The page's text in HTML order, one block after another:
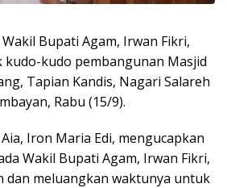
Wakil Bupati Agam, Irwan Fikri,
kudo-kudo pembangunan Masjid
Tapian Kandis, Nagari Salareh
Rabu (15/9).
Iron Maria Edi, mengucapkan
Wakil Bupati Agam, Irwan Fikri,
dan meluangkan waktunya untuk